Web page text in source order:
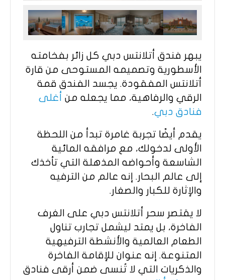
يبهر فندق أتلانتس دبي كل زائر بفخامته
الأسطورية وتصميمه المستوحى من قارة
أتلانتس المفقودة. يجسد الفندق قمة
الرقي والرفاهية، مما يجعله من أغلى
فنادق دبي.
يقدم أيضًا تجربة غامرة تبدأ من اللحظة
الأولى لدخولك، مع مرافقه المائية
الشاسعة وأحواضه المذهلة التي تأخذك
إلى عالم البحار. إنه عالم من الترفيه
والإثارة للكبار والصغار.
لا يقتصر سحر أتلانتس دبي على الغرف
الفاخرة، بل يمتد ليشمل تجارب تناول
الطعام العالمية والأنشطة الترفيهية
المتنوعة. إنه عنوان للإقامة الفاخرة
والذكريات التي لا تُنسى ضمن أرقى فنادق